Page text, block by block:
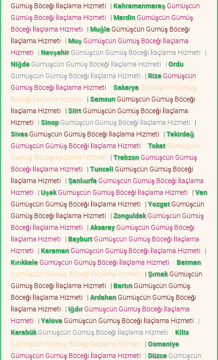
Gümüş Böceği İlaçlama Hizmeti | Kahramanmaraş Gümüşcün
Gümüş Böceği İlaçlama Hizmeti | MardinGümüşcün Gümüş
Böceği İlaçlama Hizmeti | Muğla Gümüşcün Gümüş Böceği
İlaçlama Hizmeti | Muş Gümüşcün Gümüş Böceği İlaçlama
Hizmeti | NevşehirGümüşcün Gümüş Böceği İlaçlama Hizmeti |
NiğdeGümüşcün Gümüş Böceği İlaçlama Hizmeti | Ordu
Gümüşcün Gümüş Böceği İlaçlama Hizmeti | RizeGümüşcün
Gümüş Böceği İlaçlama Hizmeti | Sakarya Gümüşcün Gümüş
Böceği İlaçlama Hizmeti | SamsunGümüşcün Gümüş Böceği
İlaçlama Hizmeti | SiirtGümüşcün Gümüş Böceği İlaçlama
Hizmeti | SinopGümüşcün Gümüş Böceği İlaçlama Hizmeti |
SivasGümüşcün Gümüş Böceği İlaçlama Hizmeti | Tekirdağ
Gümüşcün Gümüş Böceği İlaçlama Hizmeti | TokatGümüşcün
Gümüş Böceği İlaçlama Hizmeti | TrabzonGümüşcün Gümüş
Böceği İlaçlama Hizmeti | Tunceli Gümüşcün Gümüş Böceği
İlaçlama Hizmeti | Şanlıurfa Gümüşcün Gümüş Böceği İlaçlama
Hizmeti | UşakGümüşcün Gümüş Böceği İlaçlama Hizmeti | Van
Gümüşcün Gümüş Böceği İlaçlama Hizmeti | YozgatGümüşcün
Gümüş Böceği İlaçlama Hizmeti | ZonguldakGümüşcün Gümüş
Böceği İlaçlama Hizmeti | AksarayGümüşcün Gümüş Böceği
İlaçlama Hizmeti | BayburtGümüşcün Gümüş Böceği İlaçlama
Hizmeti | KaramanGümüşcün Gümüş Böceği İlaçlama Hizmeti |
KırıkkaleGümüşcün Gümüş Böceği İlaçlama Hizmeti | Batman
Gümüşcün Gümüş Böceği İlaçlama Hizmeti | ŞırnakGümüşcün
Gümüş Böceği İlaçlama Hizmeti | BartınGümüşcün Gümüş
Böceği İlaçlama Hizmeti | ArdahanGümüşcün Gümüş Böceği
İlaçlama Hizmeti | IğdırGümüşcün Gümüş Böceği İlaçlama
Hizmeti | Yalova Gümüşcün Gümüş Böceği İlaçlama Hizmeti |
KarabükGümüşcün Gümüş Böceği İlaçlama Hizmeti | Kilis
Gümüşcün Gümüş Böceği İlaçlama Hizmeti | Osmaniye
Gümüşcün Gümüş Böceği İlaçlama Hizmeti | DüzceGümüşcün